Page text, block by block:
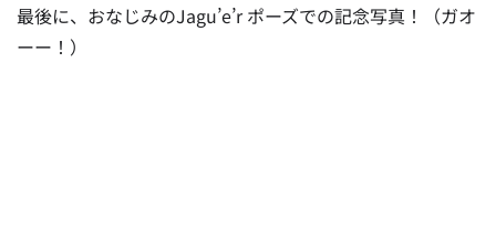
最後に、おなじみのJagu’e’r ポーズでの記念写真！（ガオ
ーー！）